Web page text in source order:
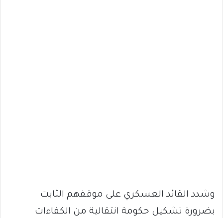
وشدد القائد العسكري على موقفهم الثابت
بضرورة تشكيل حكومة انتقالية من الكفاءات